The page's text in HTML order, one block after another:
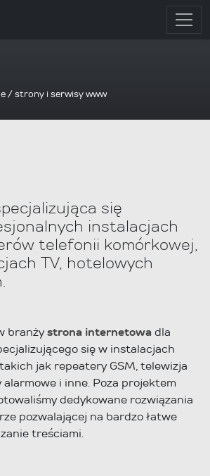
/strony i serwisy www
się
instalacjach
telefonii komórkowej,
TV, hotelowych
branżystrona internetowa dla
się w instalacjach
jak repeatery GSM, telewizja
i inne. Poza projektem
dedykowane rozwiązania
pozwalającej na bardzo łatwe
treściami.